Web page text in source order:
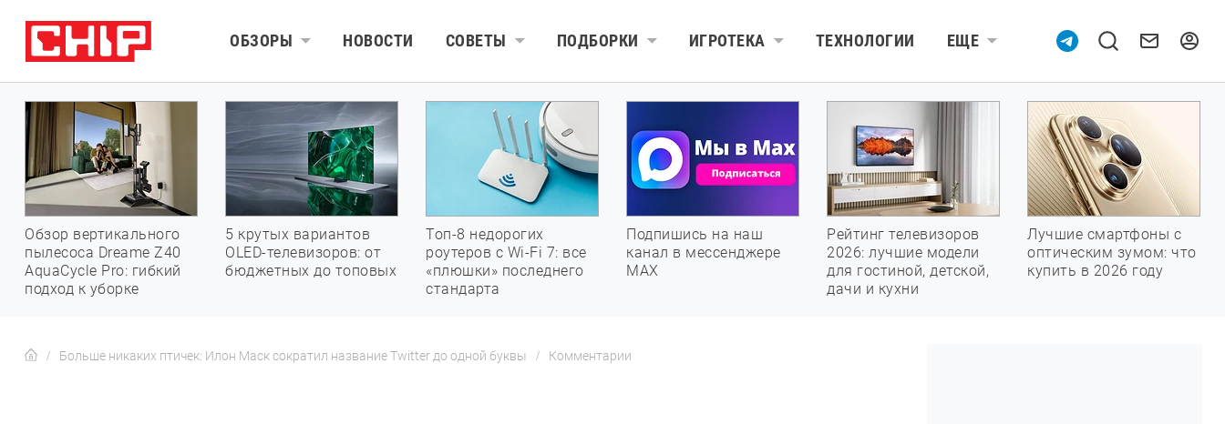
ОБЗОРЫ НОВОСТИ СОВЕТЫ ПОДБОРКИ ИГРОТЕКА ТЕХНОЛОГИИ ЕЩЕ
Обзор вертикального
пылесоса Dreame Z40
AquaCycle Pro: гибкий
подход к уборке
5 крутых вариантов
OLED-телевизоров: от
бюджетных до топовых
Топ-8 недорогих
роутеров с Wi-Fi 7: все
«плюшки» последнего
стандарта
Подпишись на наш
канал в мессенджере
МАХ
Рейтинг телевизоров
2026: лучшие модели
для гостиной, детской,
дачи и кухни
Лучшие смартфоны с
оптическим зумом: что
купить в 2026 году
Больше никаких птичек: Илон Маск сократил название Twitter до одной буквы Комментарии